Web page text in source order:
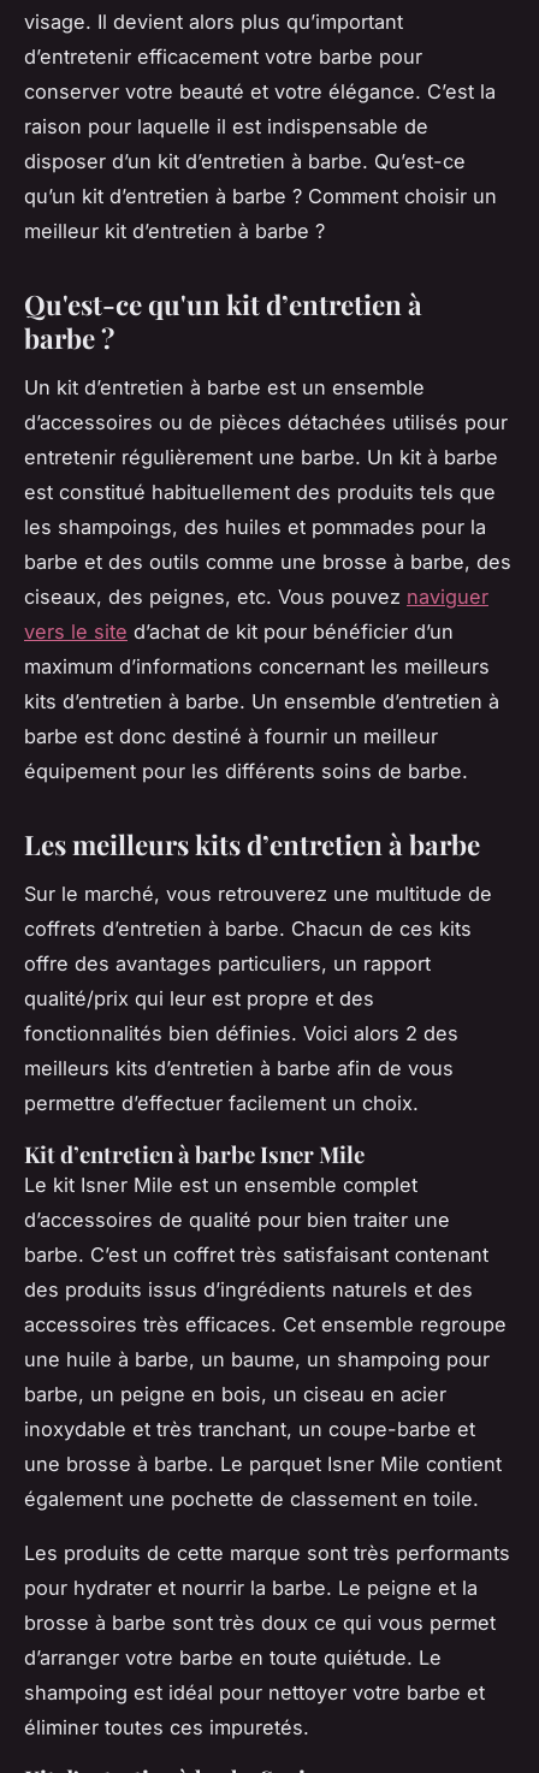
visage. Il devient alors plus qu’important
d’entretenir efficacement votre barbe pour
conserver votre beauté et votre élégance. C’est la
raison pour laquelle il est indispensable de
disposer d’un kit d’entretien à barbe. Qu’est-ce
qu’un kit d’entretien à barbe ? Comment choisir un
meilleur kit d’entretien à barbe ?
Qu'est-ce qu'un kit d’entretien à
barbe ?
Un kit d’entretien à barbe est un ensemble
d’accessoires ou de pièces détachées utilisés pour
entretenir régulièrement une barbe. Un kit à barbe
est constitué habituellement des produits tels que
les shampoings, des huiles et pommades pour la
barbe et des outils comme une brosse à barbe, des
ciseaux, des peignes, etc. Vous pouvez naviguer
vers le site d’achat de kit pour bénéficier d’un
maximum d’informations concernant les meilleurs
kits d’entretien à barbe. Un ensemble d’entretien à
barbe est donc destiné à fournir un meilleur
équipement pour les différents soins de barbe.
Les meilleurs kits d’entretien à barbe
Sur le marché, vous retrouverez une multitude de
coffrets d’entretien à barbe. Chacun de ces kits
offre des avantages particuliers, un rapport
qualité/prix qui leur est propre et des
fonctionnalités bien définies. Voici alors 2 des
meilleurs kits d’entretien à barbe afin de vous
permettre d’effectuer facilement un choix.
Kit d’entretien à barbe Isner Mile
Le kit Isner Mile est un ensemble complet
d’accessoires de qualité pour bien traiter une
barbe. C’est un coffret très satisfaisant contenant
des produits issus d’ingrédients naturels et des
accessoires très efficaces. Cet ensemble regroupe
une huile à barbe, un baume, un shampoing pour
barbe, un peigne en bois, un ciseau en acier
inoxydable et très tranchant, un coupe-barbe et
une brosse à barbe. Le parquet Isner Mile contient
également une pochette de classement en toile.
Les produits de cette marque sont très performants
pour hydrater et nourrir la barbe. Le peigne et la
brosse à barbe sont très doux ce qui vous permet
d’arranger votre barbe en toute quiétude. Le
shampoing est idéal pour nettoyer votre barbe et
éliminer toutes ces impuretés.